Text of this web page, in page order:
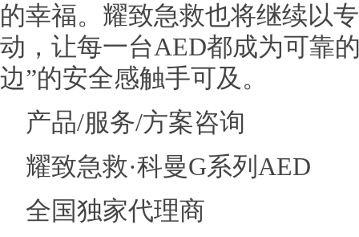
的幸福。耀致急救也将继续以
动，让每一台AED都成为可靠
边”的安全感触手可及。
产品/服务/方案咨询
耀致急救·科曼G系列AED
全国独家代理商